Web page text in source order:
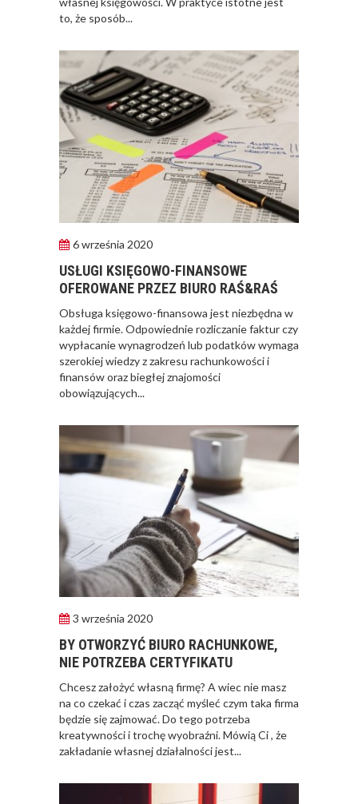
to, że sposób...
6 września 2020
USŁUGI KSIĘGOWO-FINANSOWE
OFEROWANE PRZEZ BIURO RAŚ&RAŚ
Obsługa księgowo-finansowa jest niezbędna w
każdej firmie. Odpowiednie rozliczanie faktur czy
wypłacanie wynagrodzeń lub podatków wymaga
szerokiej wiedzy z zakresu rachunkowości i
finansów oraz biegłej znajomości
obowiązujących...
3 września 2020
BY OTWORZYĆ BIURO RACHUNKOWE,
NIE POTRZEBA CERTYFIKATU
Chcesz założyć własną firmę? A wiec nie masz
na co czekać i czas zacząć myśleć czym taka firma
będzie się zajmować. Do tego potrzeba
kreatywności i trochę wyobraźni. Mówią Ci , że
zakładanie własnej działalności jest...